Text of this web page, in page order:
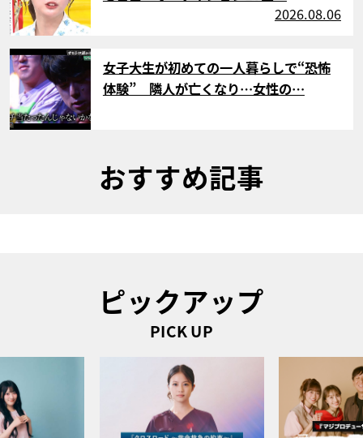
2026.08.06
サムネイル
女子大生が初めての一人暮らしで“恐怖
体験” 隣人が亡くなり…女性の…
おすすめ記事
ピックアップ
PICK UP